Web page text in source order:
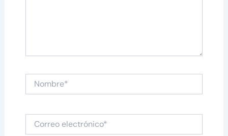
Nombre*
Correo
electrónico*